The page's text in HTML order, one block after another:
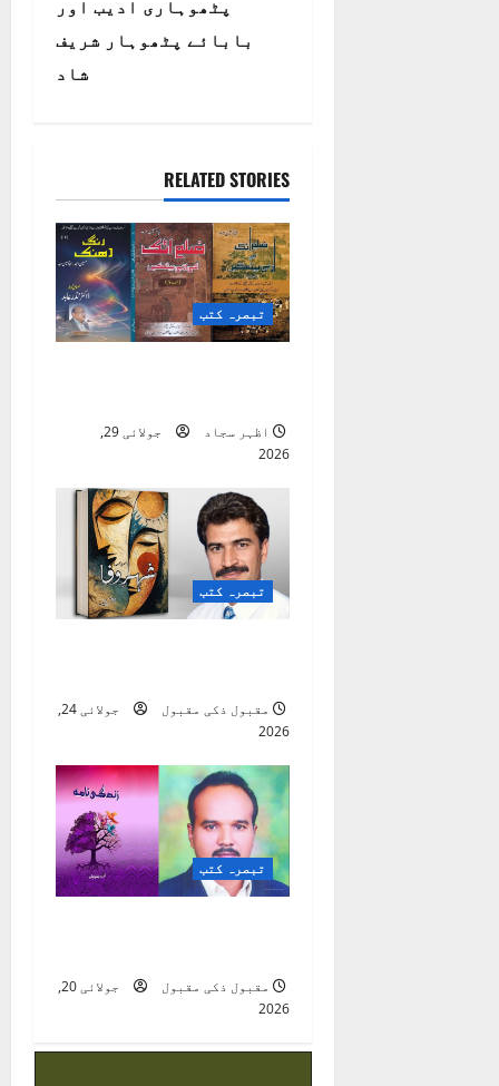
v
i
g
a
t
o
n
پٹھوہاری ادیب اور
بابائے پٹھوہار شریف
شاد
RELATED STORIES
تبصرہ کتب
اظہر سجاد
جولائی 29,
2026
تبصرہ کتب
مقبول ذکی مقبول
جولائی 24,
2026
تبصرہ کتب
مقبول ذکی مقبول
جولائی 20,
2026